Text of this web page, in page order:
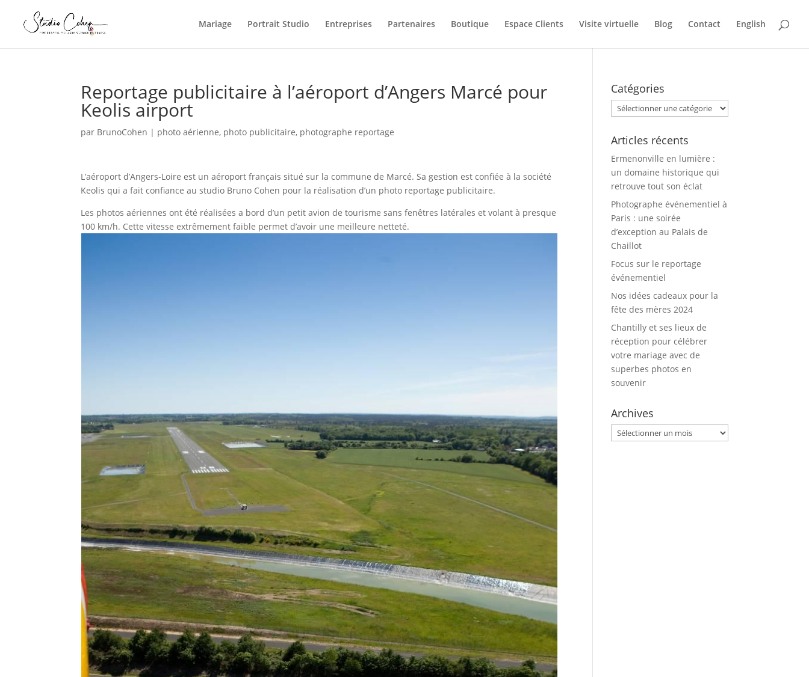
Mariage Portrait Studio Entreprises Partenaires Boutique Espace Clients Visite virtuelle Blog Contact English
Reportage publicitaire à l’aéroport d’Angers Marcé pour
Keolis airport
par BrunoCohen | photo aérienne, photo publicitaire, photographe reportage
L’aéroport d’Angers-Loire est un aéroport français situé sur la commune de Marcé. Sa gestion est confiée à la société
Keolis qui a fait confiance au studio Bruno Cohen pour la réalisation d’un photo reportage publicitaire.
Les photos aériennes ont été réalisées a bord d’un petit avion de tourisme sans fenêtres latérales et volant à presque
100 km/h. Cette vitesse extrêmement faible permet d’avoir une meilleure netteté.
Catégories
Catégories
Articles récents
Ermenonville en lumière :
un domaine historique qui
retrouve tout son éclat
Photographe événementiel à
Paris : une soirée
d’exception au Palais de
Chaillot
Focus sur le reportage
événementiel
Nos idées cadeaux pour la
fête des mères 2024
Chantilly et ses lieux de
réception pour célébrer
votre mariage avec de
superbes photos en
souvenir
Archives
Archives